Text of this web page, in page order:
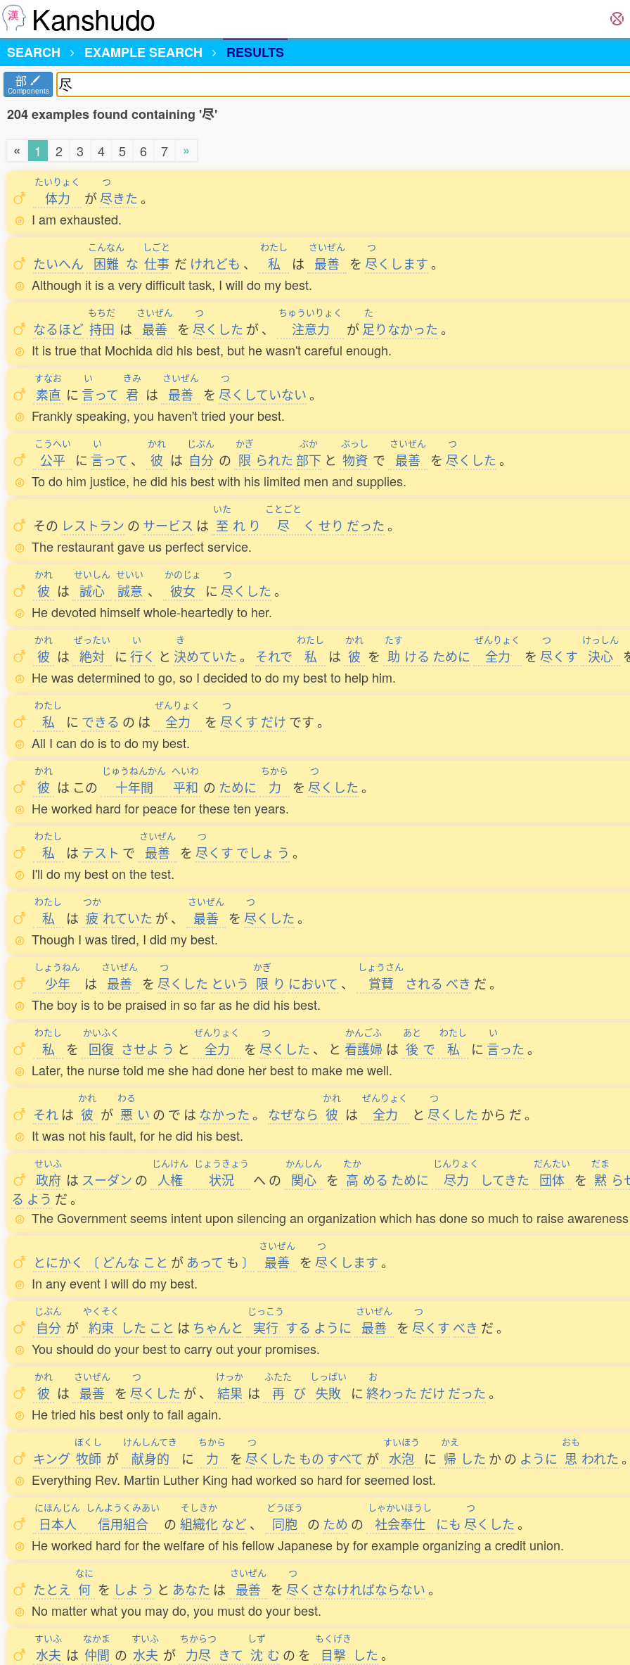
Kanshudo
SEARCH EXAMPLE SEARCH RESULTS
部
Components
204 examples found containing '尽'
«
1 2 3 4 5 6 7 »
たいりょく
体力 が
つ
尽きた。
I am exhausted.
たいへん
こんなん
困難 な
しごと
仕事 だ けれども 、
わたし
私 は
さいぜん
最善 を
つ
尽くします。
Although it is a very difficult task, I will do my best.
なるほど
もちだ
持田 は
さいぜん
最善 を
つ
尽くした が、
ちゅういりょく
注意力 が
た
足りなかった。
It is true that Mochida did his best, but he wasn't careful enough.
すなお
素直 に
い
言って
きみ
君 は
さいぜん
最善 を
つ
尽くしていない。
Frankly speaking, you haven't tried your best.
こうへい
公平 に
い
言って 、
かれ
彼 は
じぶん
自分 の
かぎ
限 られた
ぶか
部下 と
ぶっし
物資 で
さいぜん
最善 を
つ
尽くした。
To do him justice, he did his best with his limited men and supplies.
その レストラン の サービス は
いた
至 れ り
ことごと
尽 く せり だった。
The restaurant gave us perfect service.
かれ
彼 は
せいしん
誠心
せいい
誠意 、
かのじょ
彼女 に
つ
尽くした。
He devoted himself whole-heartedly to her.
かれ
彼 は
ぜったい
絶対 に
い
行く と
き
決めていた。 それで
わたし
私 は
かれ
彼 を
たす
助 ける ために
ぜんりょく
全力 を
つ
尽くす
けっしん
決心
He was determined to go, so I decided to do my best to help him.
わたし
私 に できる の は
ぜんりょく
全力 を
つ
尽くす だけ です。
All I can do is to do my best.
かれ
彼 は この
じゅうねんかん
十年間
へいわ
平和 の ために
ちから
力 を
つ
尽くした。
He worked hard for peace for these ten years.
わたし
私 は テスト で
さいぜん
最善 を
つ
尽くす でしょ う 。
I'll do my best on the test.
わたし
私 は
つか
疲 れていた が、
さいぜん
最善 を
つ
尽くした。
Though I was tired, I did my best.
しょうねん
少年 は
さいぜん
最善 を
つ
尽くした という
かぎ
限 り において 、
しょうさん
賞賛 される べき だ。
The boy is to be praised in so far as he did his best.
わたし
私 を
かいふく
回復 させよ う と
ぜんりょく
全力 を
つ
尽くした 、 と
かんごふ
看護婦 は
あと
後 で
わたし
私 に
い
言った。
Later, the nurse told me she had done her best to make me well.
それ は
かれ
彼 が
わる
悪 い の で は なかった。 なぜなら
かれ
彼 は
ぜんりょく
全力 と
つ
尽くした から だ。
It was not his fault, for he did his best.
せいふ
政府 は スーダン の
じんけん
人権
じょうきょう
状況 へ の
かんしん
関心 を
たか
高 める ために
じんりょく
尽力 してきた
だんたい
団体 を
だま
黙 ら
る よう だ。
The Government seems intent upon silencing an organization which has done so much to raise
とにかく 〔 どんな こと が あって も 〕
さいぜん
最善 を
つ
尽くします。
In any event I will do my best.
じぶん
自分 が
やくそく
約束 した こと は ちゃんと
じっこう
実行 する ように
さいぜん
最善 を
つ
尽くす べき だ。
You should do your best to carry out your promises.
かれ
彼 は
さいぜん
最善 を
つ
尽くした が、
けっか
結果 は
ふたた
再 び
しっぱい
失敗 に
お
終わった だけ だった。
He tried his best only to fail again.
キング
ぼくし
牧師 が
けんしんてき
献身的 に
ちから
力 を
つ
尽くした もの すべて が
すいほう
水泡 に
かえ
帰 した か の ように
おも
思 われた
Everything Rev. Martin Luther King had worked so hard for seemed lost.
にほんじん
日本人
しんようくみあい
信用組合 の
そしきか
組織化 など、
どうぼう
同胞 の ため の
しゃかいほうし
社会奉仕 にも
つ
尽くした。
He worked hard for the welfare of his fellow Japanese by for example organizing a credit union.
たとえ
なに
何 を しよ う と あなた は
さいぜん
最善 を
つ
尽くさなければならない。
No matter what you may do, you must do your best.
すいふ
水夫 は
なかま
仲間 の
すいふ
水夫 が
ちからつ
力尽 きて
しず
沈 む の を
もくげき
目撃 した。